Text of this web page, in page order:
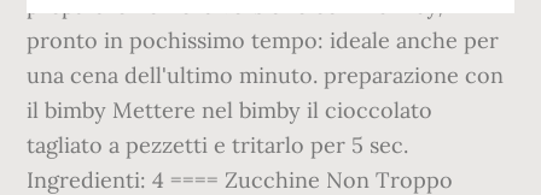
pronto in pochissimo tempo: ideale anche per
una cena dell'ultimo minuto. preparazione con
il bimby Mettere nel bimby il cioccolato
tagliato a pezzetti e tritarlo per 5 sec.
Ingredienti: 4 ==== Zucchine Non Troppo